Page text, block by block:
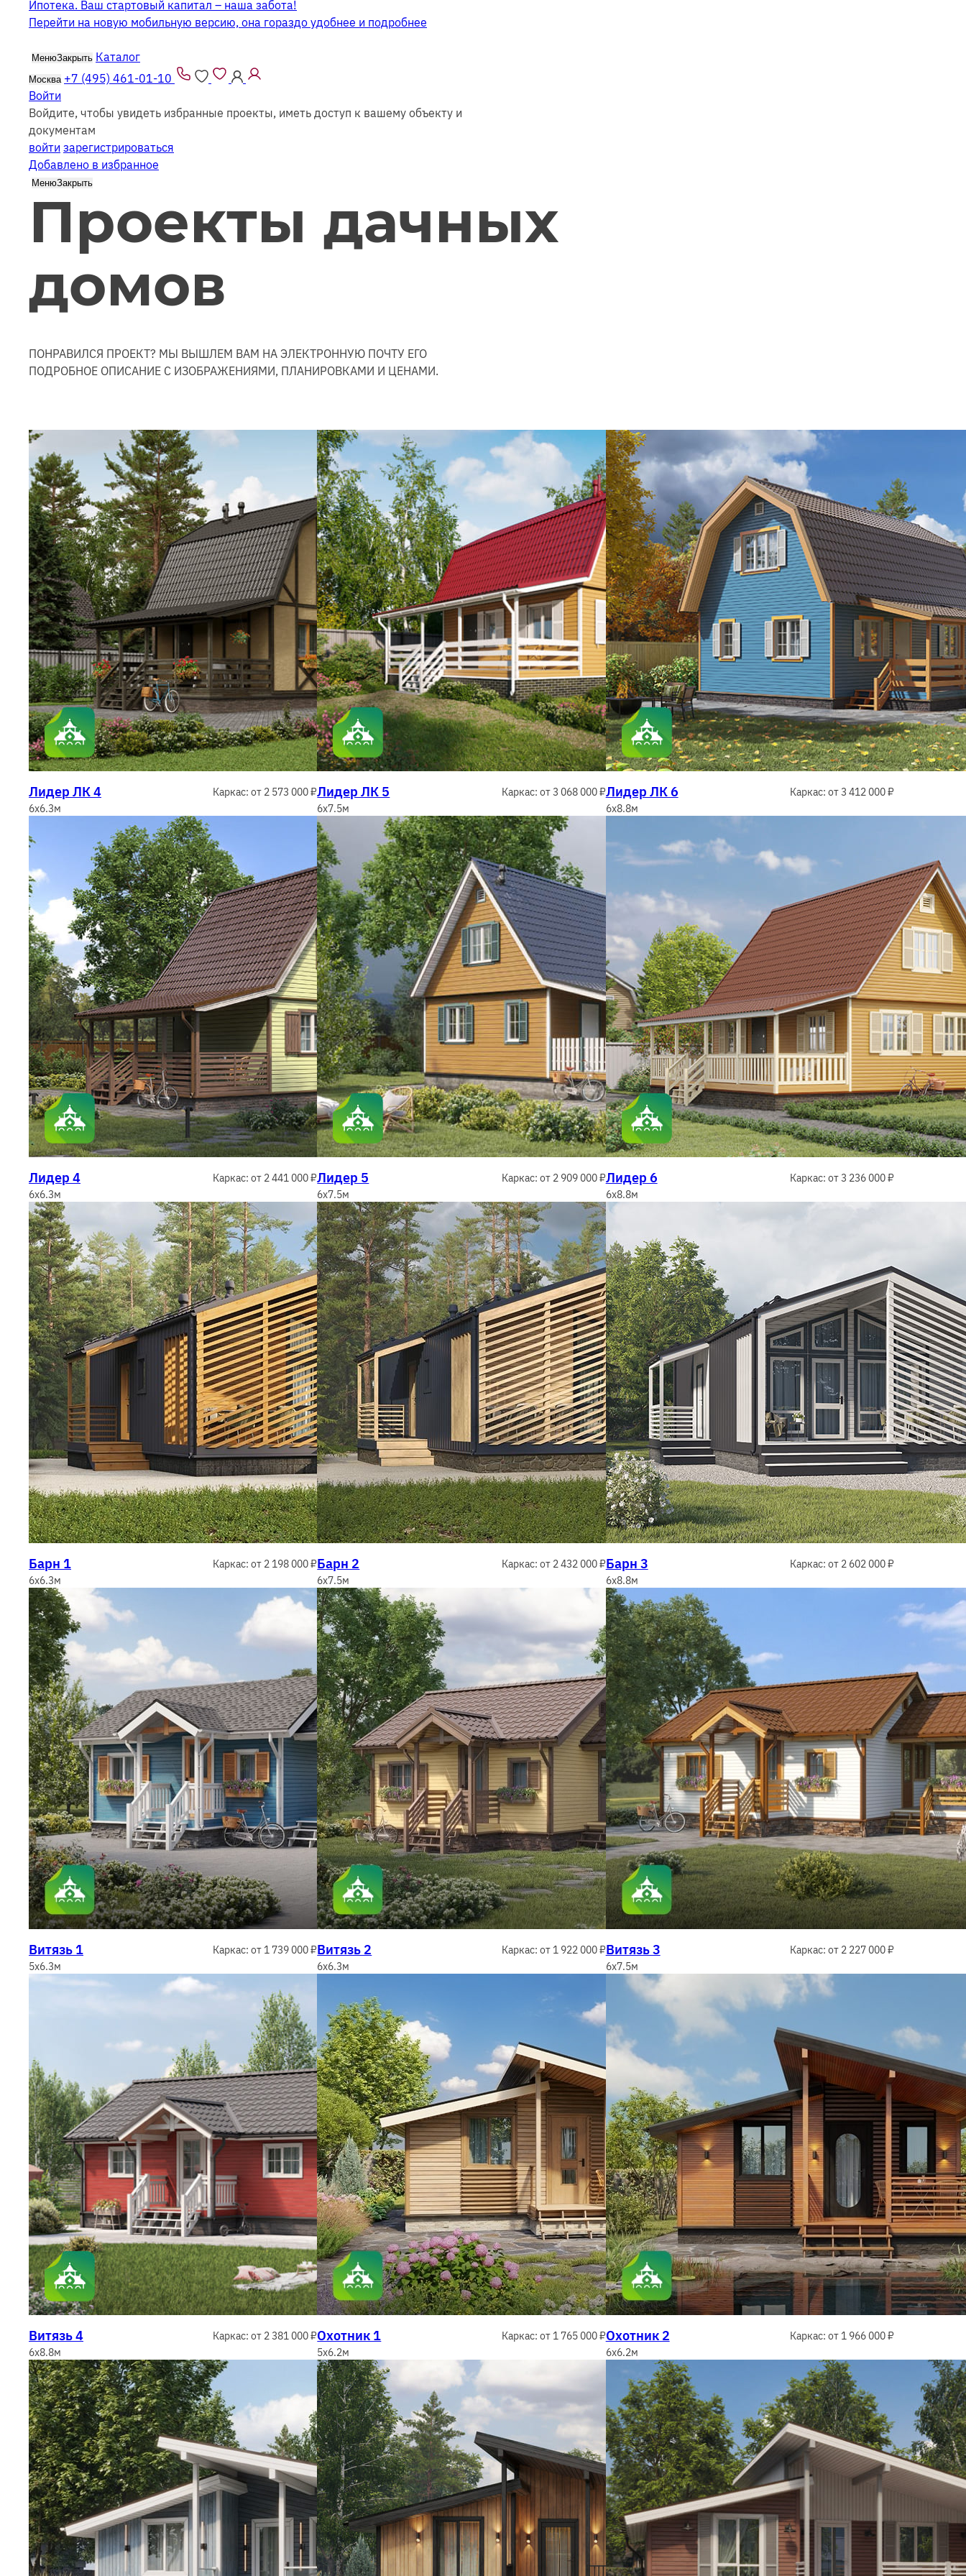
Ипотека. Ваш стартовый капитал – наша забота!
Перейти на новую мобильную версию, она гораздо удобнее и подробнее
МенюЗакрыть Каталог
Москва +7 (495) 461-01-10
Войти
Войдите, чтобы увидеть избранные проекты, иметь доступ к вашему объекту и
документам
войти зарегистрироваться
Добавлено в избранное
МенюЗакрыть
Проекты дачных
домов
ПОНРАВИЛСЯ ПРОЕКТ? МЫ ВЫШЛЕМ ВАМ НА ЭЛЕКТРОННУЮ ПОЧТУ ЕГО
ПОДРОБНОЕ ОПИСАНИЕ С ИЗОБРАЖЕНИЯМИ, ПЛАНИРОВКАМИ И ЦЕНАМИ.
Лидер ЛК 4
6x6.3м
Каркас: от 2 573 000 ₽Лидер ЛК 5
6x7.5м
Каркас: от 3 068 000 ₽Лидер ЛК 6
6x8.8м
Каркас: от 3 412 000 ₽
Лидер 4
6x6.3м
Каркас: от 2 441 000 ₽Лидер 5
6x7.5м
Каркас: от 2 909 000 ₽Лидер 6
6x8.8м
Каркас: от 3 236 000 ₽
Барн 1
6x6.3м
Каркас: от 2 198 000 ₽Барн 2
6x7.5м
Каркас: от 2 432 000 ₽Барн 3
6x8.8м
Каркас: от 2 602 000 ₽
Витязь 1
5x6.3м
Каркас: от 1 739 000 ₽Витязь 2
6x6.3м
Каркас: от 1 922 000 ₽Витязь 3
6x7.5м
Каркас: от 2 227 000 ₽
Витязь 4
6x8.8м
Каркас: от 2 381 000 ₽Охотник 1
5x6.2м
Каркас: от 1 765 000 ₽Охотник 2
6x6.2м
Каркас: от 1 966 000 ₽